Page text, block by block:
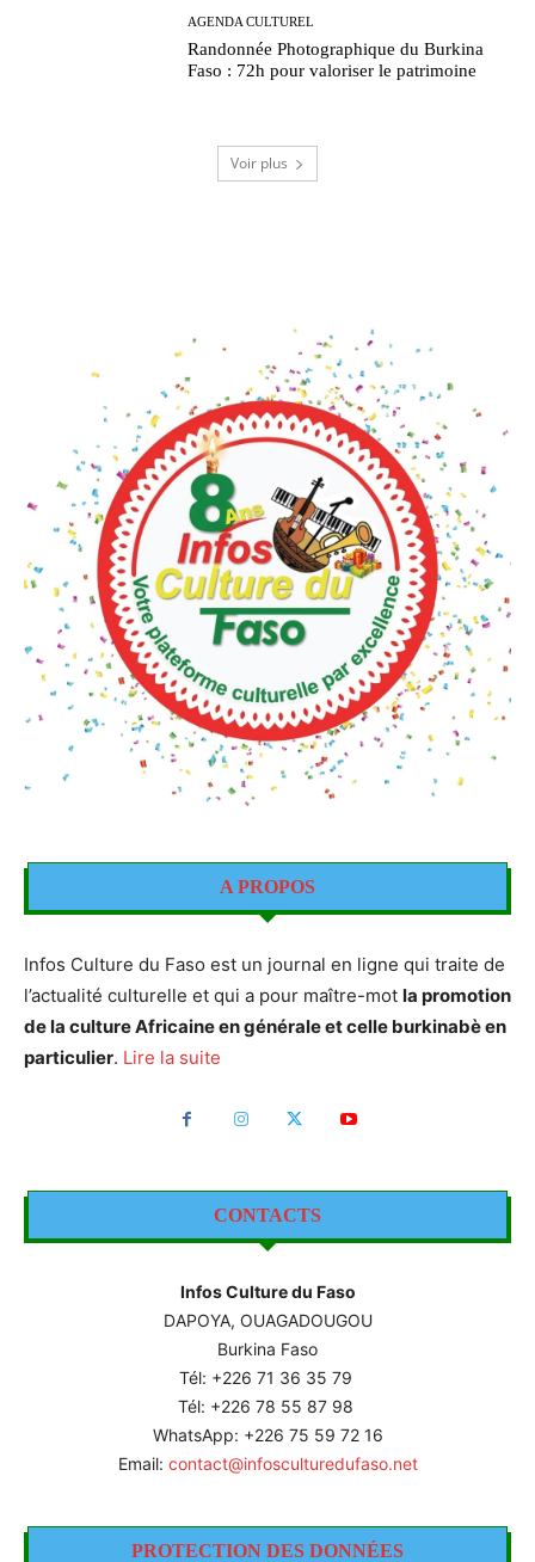
AGENDA CULTUREL
Randonnée Photographique du Burkina
Faso : 72h pour valoriser le patrimoine
Voir plus
A PROPOS
Infos Culture du Faso est un journal en ligne qui traite de
l’actualité culturelle et qui a pour maître-mot la promotion
de la culture Africaine en générale et celle burkinabè en
particulier. Lire la suite
CONTACTS
Infos Culture du Faso
DAPOYA, OUAGADOUGOU
Burkina Faso
Tél: +226 71 36 35 79
Tél: +226 78 55 87 98
WhatsApp: +226 75 59 72 16
Email: contact@infosculturedufaso.net
PROTECTION DES DONNÉES